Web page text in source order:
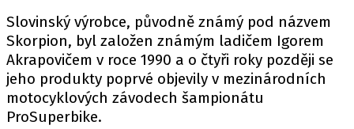
ETICKÝ KODEX
KONTAKT
VYDAVATEL
Slovinský výrobce, původně známý pod názvem
Skorpion, byl založen známým ladičem Igorem
Akrapovičem v roce 1990 a o čtyři roky později se
jeho produkty poprvé objevily v mezinárodních
motocyklových závodech šampionátu
ProSuperbike.